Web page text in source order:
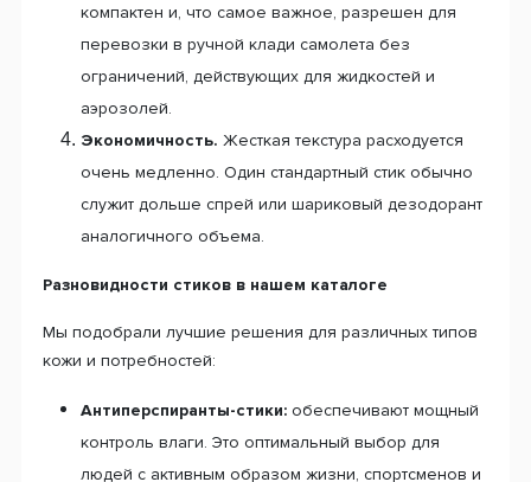
компактен и, что самое важное, разрешен для
перевозки в ручной клади самолета без
ограничений, действующих для жидкостей и
аэрозолей.
Экономичность. Жесткая текстура расходуется
очень медленно. Один стандартный стик обычно
служит дольше спрей или шариковый дезодорант
аналогичного объема.
Разновидности стиков в нашем каталоге
Мы подобрали лучшие решения для различных типов
кожи и потребностей:
Антиперспиранты-стики: обеспечивают мощный
контроль влаги. Это оптимальный выбор для
людей с активным образом жизни, спортсменов и